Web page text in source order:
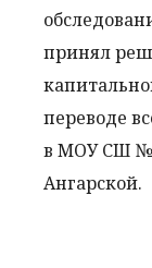
принял
переводе
в МОУ СШ №
Ангарской.